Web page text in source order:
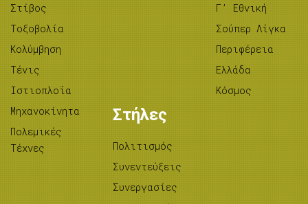
Στίβος
Tοξοβολία
Κολύμβηση
Τένις
Ιστιοπλοΐα
Μηχανοκίνητα
Πολεμικές
Τέχνες
Γ’ Εθνική
Σούπερ Λίγκα
Περιφέρεια
Ελλάδα
Κόσμος
Στήλες
Πολιτισμός
Συνεντεύξεις
Συνεργασίες